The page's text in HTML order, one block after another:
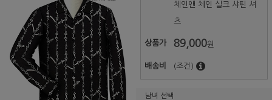
체인앤 체인 실크 샤틴 셔
츠
상품가 89,000원
배송비 (조건)
남녀 선택